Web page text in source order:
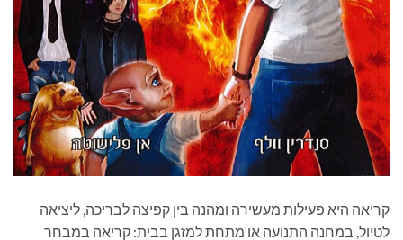
קריאה היא פעילות מעשירה ומהנה בין קפיצה לבריכה, ליציאה
לטיול, במחנה התנועה או מתחת למזגן בבית: קריאה במבחר